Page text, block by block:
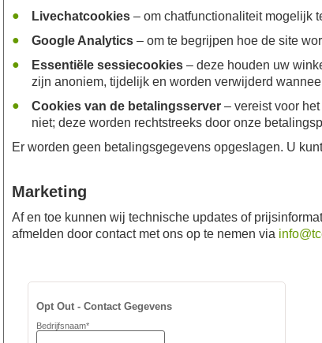
Livechatcookies – om chatfunctionaliteit mogelijk
Google Analytics – om te begrijpen hoe de site
Essentiële sessiecookies– deze houden uw
zijn anoniem, tijdelijk en worden verwijderd
Cookies van de betalingsserver– vereist voor
niet; deze worden rechtstreeks door onze
Er worden geen betalingsgegevens opgeslagen. U
Marketing
Af en toe kunnen wij technische updates of
afmelden door contact met ons op te nemen via
Opt Out - Contact Gegevens
Bedrijfsnaam*